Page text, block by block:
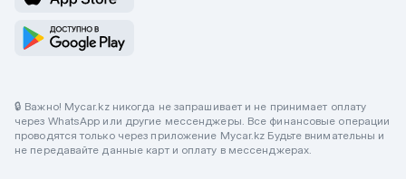
🔒 Важно! Mycar.kz никогда не запрашивает и не принимает оплату
через WhatsApp или другие мессенджеры. Все финансовые операции
проводятся только через приложение Mycar.kz Будьте внимательны и
не передавайте данные карт и оплату в мессенджерах.